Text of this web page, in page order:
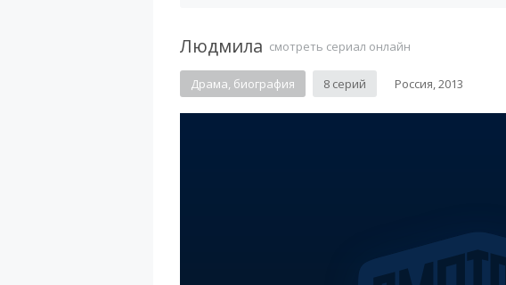
Людмила смотреть сериал онлайн
Драма, биография 8 серий Россия, 2013